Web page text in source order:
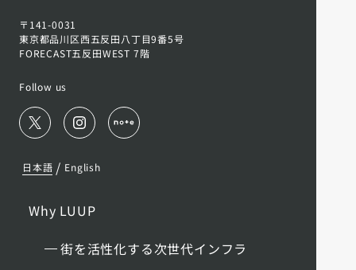
〒141-0031
東京都品川区西五反田八丁目9番5号
FORECAST五反田WEST 7階
Follow us
日本語 / English
Why LUUP
街を活性化する次世代インフラ